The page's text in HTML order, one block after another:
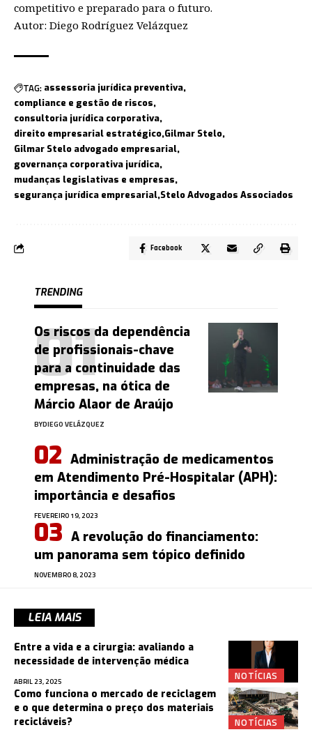
competitivo e preparado para o futuro.
Autor: Diego Rodríguez Velázquez
TAG: assessoria jurídica preventiva
compliance e gestão de riscos
consultoria jurídica corporativa
direito empresarial estratégico Gilmar Stelo
Gilmar Stelo advogado empresarial
governança corporativa jurídica
mudanças legislativas e empresas
segurança jurídica empresarial Stelo Advogados Associados
Facebook
TRENDING
Os riscos da dependência
de profissionais-chave
para a continuidade das
empresas, na ótica de
Márcio Alaor de Araújo
BYDIEGO VELÁZQUEZ
Administração de medicamentos
em Atendimento Pré-Hospitalar (APH):
importância e desafios
FEVEREIRO 19, 2023
A revolução do financiamento:
um panorama sem tópico definido
NOVEMBRO 8, 2023
LEIA MAIS
NOTÍCIAS
Entre a vida e a cirurgia: avaliando a
necessidade de intervenção médica
ABRIL 23, 2025
NOTÍCIAS
Como funciona o mercado de reciclagem
e o que determina o preço dos materiais
recicláveis?